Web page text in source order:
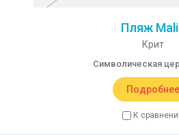
Пляж
Крит
Символическая
Подробнее
К